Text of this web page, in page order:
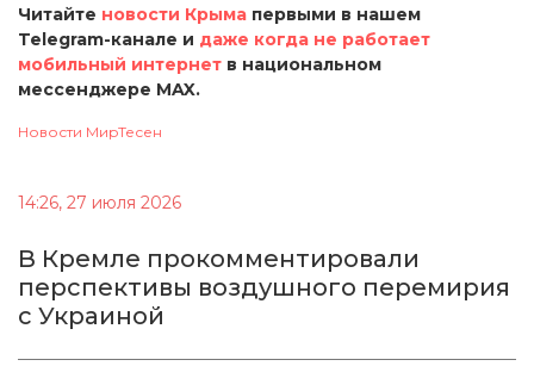
Читайте новости Крыма первыми в нашем
Telegram-канале и даже когда не работает
мобильный интернет в национальном
мессенджере MAX.
Новости МирТесен
14:26, 27 июля 2026
В Кремле прокомментировали
перспективы воздушного перемирия
с Украиной